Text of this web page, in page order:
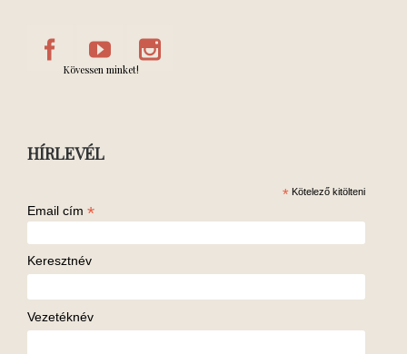
Kövessen minket!
HÍRLEVÉL
* Kötelező kitölteni
Email cím *
Keresztnév
Vezetéknév